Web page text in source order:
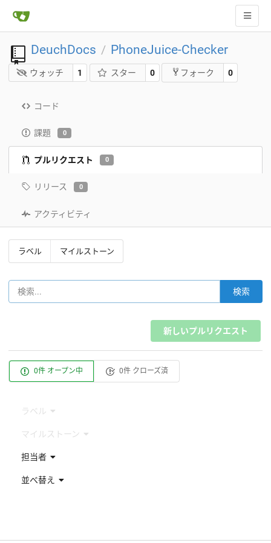
DeuchDocs / PhoneJuice-Checker
ウォッチ 1 スター 0 フォーク 0
コード
課題 0
プルリクエスト 0
リリース 0
アクティビティ
ラベル マイルストーン
検索
新しいプルリクエスト
0件 オープン中 0件 クローズ済
ラベル
マイルストーン
担当者
並べ替え